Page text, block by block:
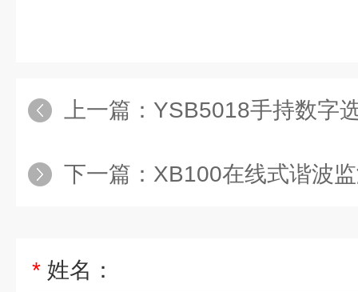
上一篇： YSB5018手持数字
下一篇： XB100在线式谐波
* 姓名：